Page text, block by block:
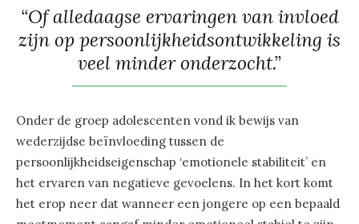
“Of alledaagse ervaringen van invloed
zijn op persoonlijkheidsontwikkeling is
veel minder onderzocht.”
Onder de groep adolescenten vond ik bewijs van
wederzijdse beïnvloeding tussen de
persoonlijkheidseigenschap ‘emotionele stabiliteit’ en
het ervaren van negatieve gevoelens. In het kort komt
het erop neer dat wanneer een jongere op een bepaald